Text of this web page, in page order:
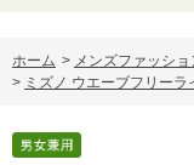
ホーム > メンズファッショ
> ミズノ ウエーブフリーラ